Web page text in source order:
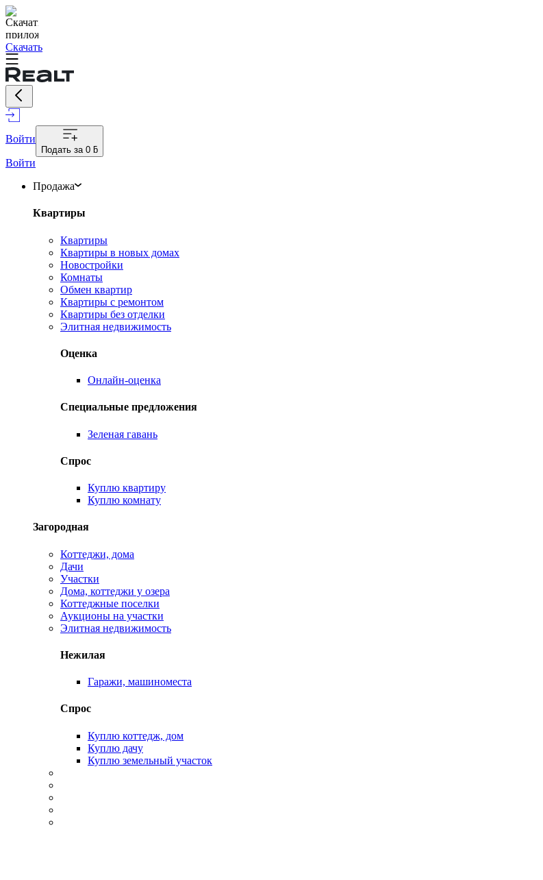
Скачать
Войти
Подать за 0 ƃ
Войти
Продажа
Квартиры
Квартиры
Квартиры в новых домах
Новостройки
Комнаты
Обмен квартир
Квартиры с ремонтом
Квартиры без отделки
Элитная недвижимость
Оценка
Онлайн-оценка
Специальные предложения
Зеленая гавань
Спрос
Куплю квартиру
Куплю комнату
Загородная
Коттеджи, дома
Дачи
Участки
Дома, коттеджи у озера
Коттеджные поселки
Аукционы на участки
Элитная недвижимость
Нежилая
Гаражи, машиноместа
Спрос
Куплю коттедж, дом
Куплю дачу
Куплю земельный участок